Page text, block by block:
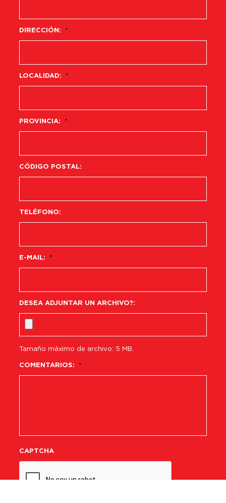
DIRECCIÓN: *
LOCALIDAD: *
PROVINCIA: *
CÓDIGO POSTAL:
TELÉFONO:
E-MAIL: *
DESEA ADJUNTAR UN ARCHIVO?:
Tamaño máximo de archivo: 5 MB.
COMENTARIOS: *
CAPTCHA